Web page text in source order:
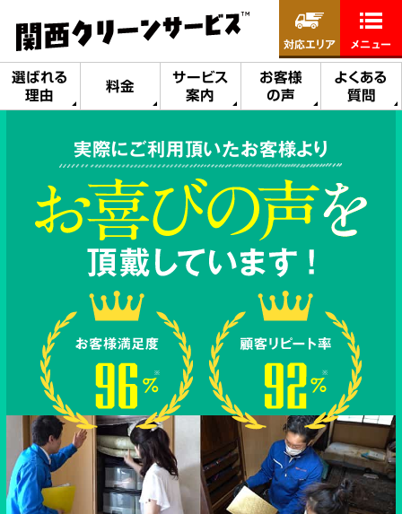
選ばれる
理由
料金
サービス
案内
お客様
の声
よくある
質問
対応エリア メニュー
実際にご利用頂いたお客様より